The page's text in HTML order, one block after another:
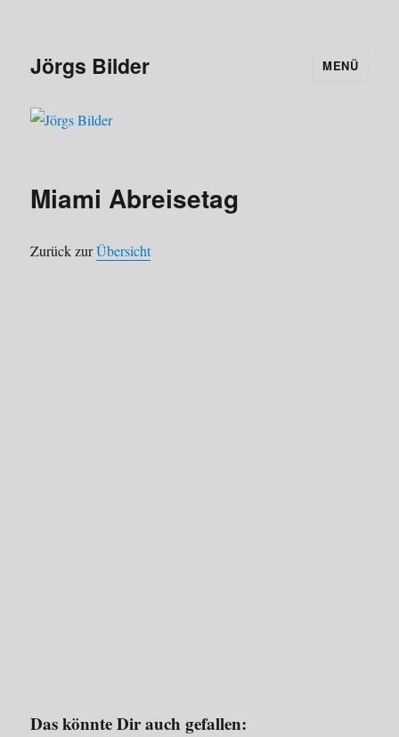
Jörgs Bilder MENÜ
Miami Abreisetag
Zurück zurÜbersicht
Das könnte Dir auch gefallen: